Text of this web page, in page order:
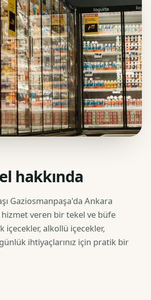
hakkında
Gaziosmanpaşa'da Ankara
veren bir tekel ve büfe
içecekler, alkollü içecekler,
ihtiyaçlarınız için pratik bir